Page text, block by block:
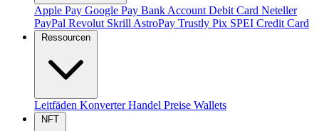
Apple Pay Google Pay Bank Account Debit Card Neteller
PayPal Revolut Skrill AstroPay Trustly Pix SPEI Credit Card
Ressourcen
Leitfäden KonverterHandel Preise Wallets
NFT